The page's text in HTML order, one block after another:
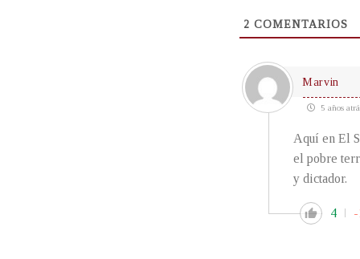
2 COMENTARIOS
Marvin
5 años
Aquí en El
el pobre
y dictador.
4 -